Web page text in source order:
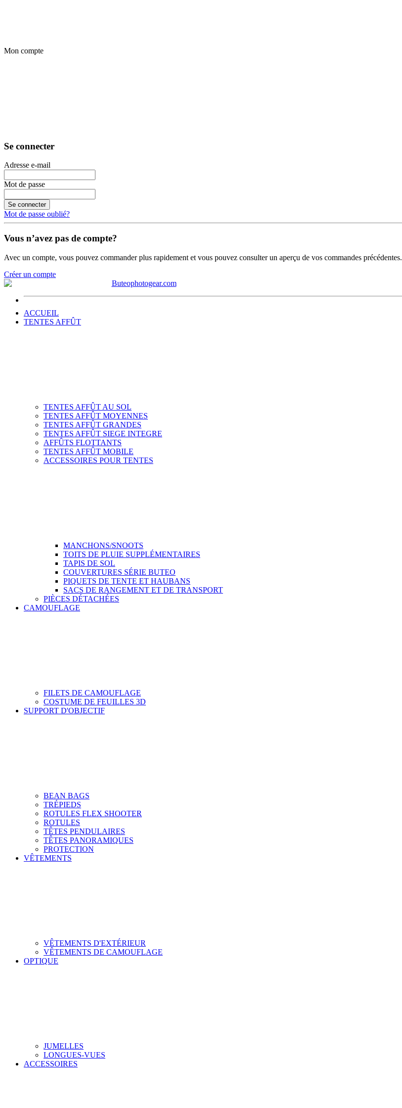
Mon compte
Se connecter
Adresse e-mail
Mot de passe
Se connecter
Mot de passe oublié?
Vous n’avez pas de compte?
Avec un compte, vous pouvez commander plus rapidement et vous pouvez consulter un aperçu de vos commandes précédentes.
Créer un compte
ACCUEIL
TENTES AFFÛT
TENTES AFFÛT AU SOL
TENTES AFFÛT MOYENNES
TENTES AFFÛT GRANDES
TENTES AFFÛT SIEGE INTEGRE
AFFÛTS FLOTTANTS
TENTES AFFÛT MOBILE
ACCESSOIRES POUR TENTES
MANCHONS/SNOOTS
TOITS DE PLUIE SUPPLÉMENTAIRES
TAPIS DE SOL
COUVERTURES SÉRIE BUTEO
PIQUETS DE TENTE ET HAUBANS
SACS DE RANGEMENT ET DE TRANSPORT
PIÈCES DÉTACHÉES
CAMOUFLAGE
FILETS DE CAMOUFLAGE
COSTUME DE FEUILLES 3D
SUPPORT D'OBJECTIF
BEAN BAGS
TRÉPIEDS
ROTULES FLEX SHOOTER
ROTULES
TÊTES PENDULAIRES
TÊTES PANORAMIQUES
PROTECTION
VÊTEMENTS
VÊTEMENTS D'EXTÉRIEUR
VÊTEMENTS DE CAMOUFLAGE
OPTIQUE
JUMELLES
LONGUES-VUES
ACCESSOIRES